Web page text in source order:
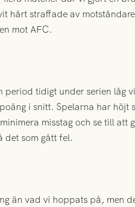
hårt straffade av
mot AFC.
tidigt under serien låg
i snitt. Spelarna har höjt
misstag och se till att
det som gått fel.
än vad vi hoppats på, men